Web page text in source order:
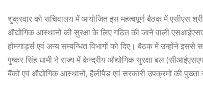
शुक्रवार को सचिवालय में आयोजित इस महत्वपूर्ण बैठक में एसीएस
औद्योगिक आस्थानों की सुरक्षा के लिए गठित की जाने वाली
होमगार्ड्स एवं अन्य सम्बन्धित विभागों को दिए। बैठक में उन्होंने
पुष्कर सिंह धामी ने राज्य में केन्द्रीय औद्योगिक सुरक्षा बल
बैंकों एवं औद्योगिक आस्थानों, हैलीपैड एवं सरकारी उपक्रमों की